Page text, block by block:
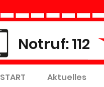
Notruf: 112
START Aktuelles